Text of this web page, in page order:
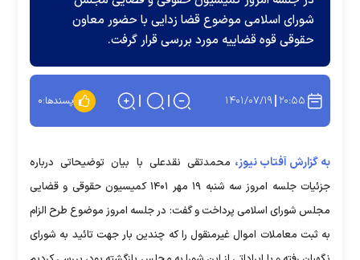
شورای اسلامی موضوع قضا زدایی با حضور معاون
حقوقی قوه قضاییه مورد بررسی قرار گرفت.
۲۰:۵۵ ۱۴۰۱/۰۷/۱۹ پسندها:۰
به گزارش آفتاب نیوز، محمدتقی نقدعلی با بیان توضیحاتی درباره
جزئیات جلسه امروز سه شنبه ۱۹ مهر ۱۴۰۱ کمیسیون حقوقی و قضایی
مجلس شورای اسلامی پرداخت و گفت: در جلسه امروز موضوع طرح الزام
به ثبت معاملات اموال غیرمنقول را که چندین بار جهت تائید به شورای